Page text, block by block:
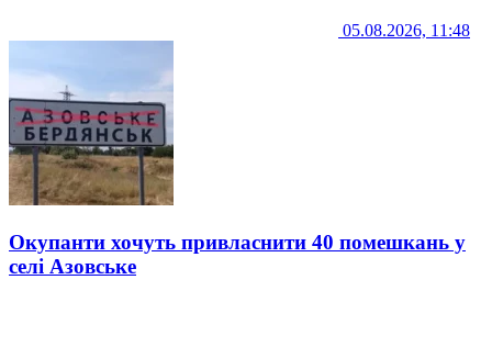
05.08.2026, 11:48
Окупанти хочуть привласнити 40 помешкань у
селі Азовське